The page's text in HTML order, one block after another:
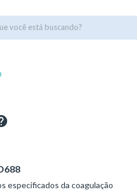
você está buscando?
especificados da coagulação